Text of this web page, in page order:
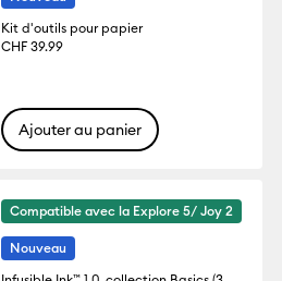
Kit d'outils pour papier
CHF 39.99
Ajouter au panier
Compatible avec la Explore 5/ Joy 2
Nouveau